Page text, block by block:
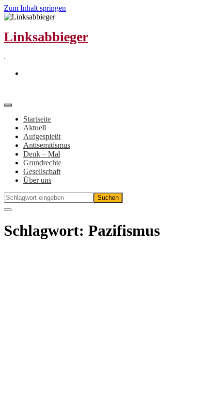
Zum Inhalt springen
Linksabbieger
.
Startseite
Aktuell
Aufgespießt
Antisemitismus
Denk – Mal
Grundrechte
Gesellschaft
Über uns
Schlagwort: Pazifismus